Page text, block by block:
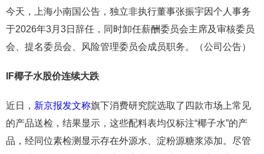
今天，上海小南国公告，独立非执行董事张振宇因个人事务
于2026年3月3日辞任，同时卸任薪酬委员会主席及审核委员
会、提名委员会、风险管理委员会成员职务。（公司公告）
IF椰子水股价连续大跌
近日， 新京报发文称旗下消费研究院选取了四款市场上常见
的产品送检，结果显示，这些配料表均仅标注“椰子水”的产
品，经同位素检测显示存在外源水、淀粉源糖浆添加。尽管